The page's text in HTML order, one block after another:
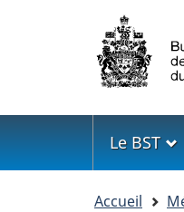
de
la
langue
Menu
Le BST
Accueil